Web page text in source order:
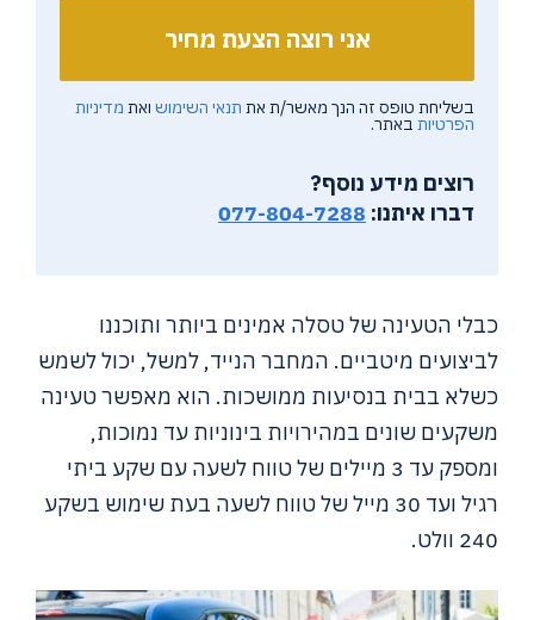
בשליחת טופס זה הנך מאשר/ת את תנאי השימוש ואת מדיניות
הפרטיות באתר.
רוצים מידע נוסף?
דברו איתנו: 077-804-7288
כבלי הטעינה של טסלה אמינים ביותר ותוכננו
לביצועים מיטביים. המחבר הנייד, למשל, יכול לשמש
כשלא בבית בנסיעות ממושכות. הוא מאפשר טעינה
משקעים שונים במהירויות בינוניות עד נמוכות,
ומספק עד 3 מיילים של טווח לשעה עם שקע ביתי
רגיל ועד 30 מייל של טווח לשעה בעת שימוש בשקע
240 וולט.